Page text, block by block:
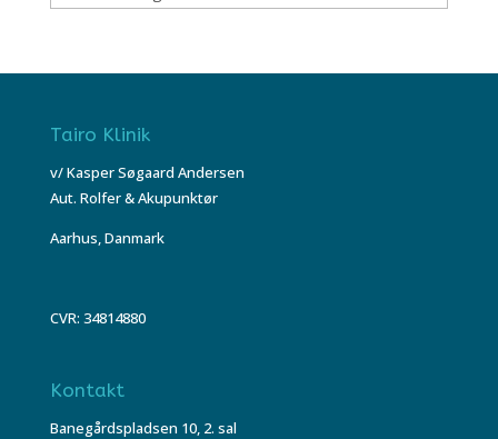
Tairo Klinik
v/ Kasper Søgaard Andersen
Aut. Rolfer & Akupunktør
Aarhus, Danmark
CVR: 34814880
Kontakt
Banegårdspladsen 10, 2. sal